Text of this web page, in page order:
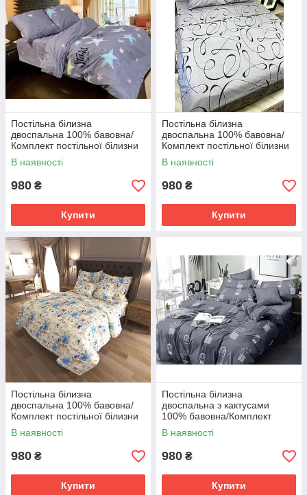
Постільна білизна
двоспальна 100% бавовна/
Комплект постільної білизни
бязь Голд Люкс
В наявності
980 ₴
Купити
Постільна білизна
двоспальна 100% бавовна/
Комплект постільної білизни
бязь Голд Люкс
В наявності
980 ₴
Купити
Постільна білизна
двоспальна 100% бавовна/
Комплект постільної білизни
бязь Голд Люкс
В наявності
980 ₴
Купити
Постільна білизна
двоспальна з кактусами
100% бавовна/Комплект
постільної білизни бязь Голд
Люкс
В наявності
980 ₴
Купити